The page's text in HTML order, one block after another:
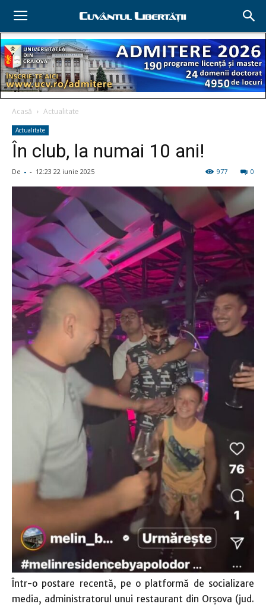
Acasă Actualitate
Actualitate
În club, la numai 10 ani!
De - - 12:23 22 iunie 2025 0
977
Într-o postare recentă, pe o platformă de socializare
media, administratorul unui restaurant din Orşova (jud.